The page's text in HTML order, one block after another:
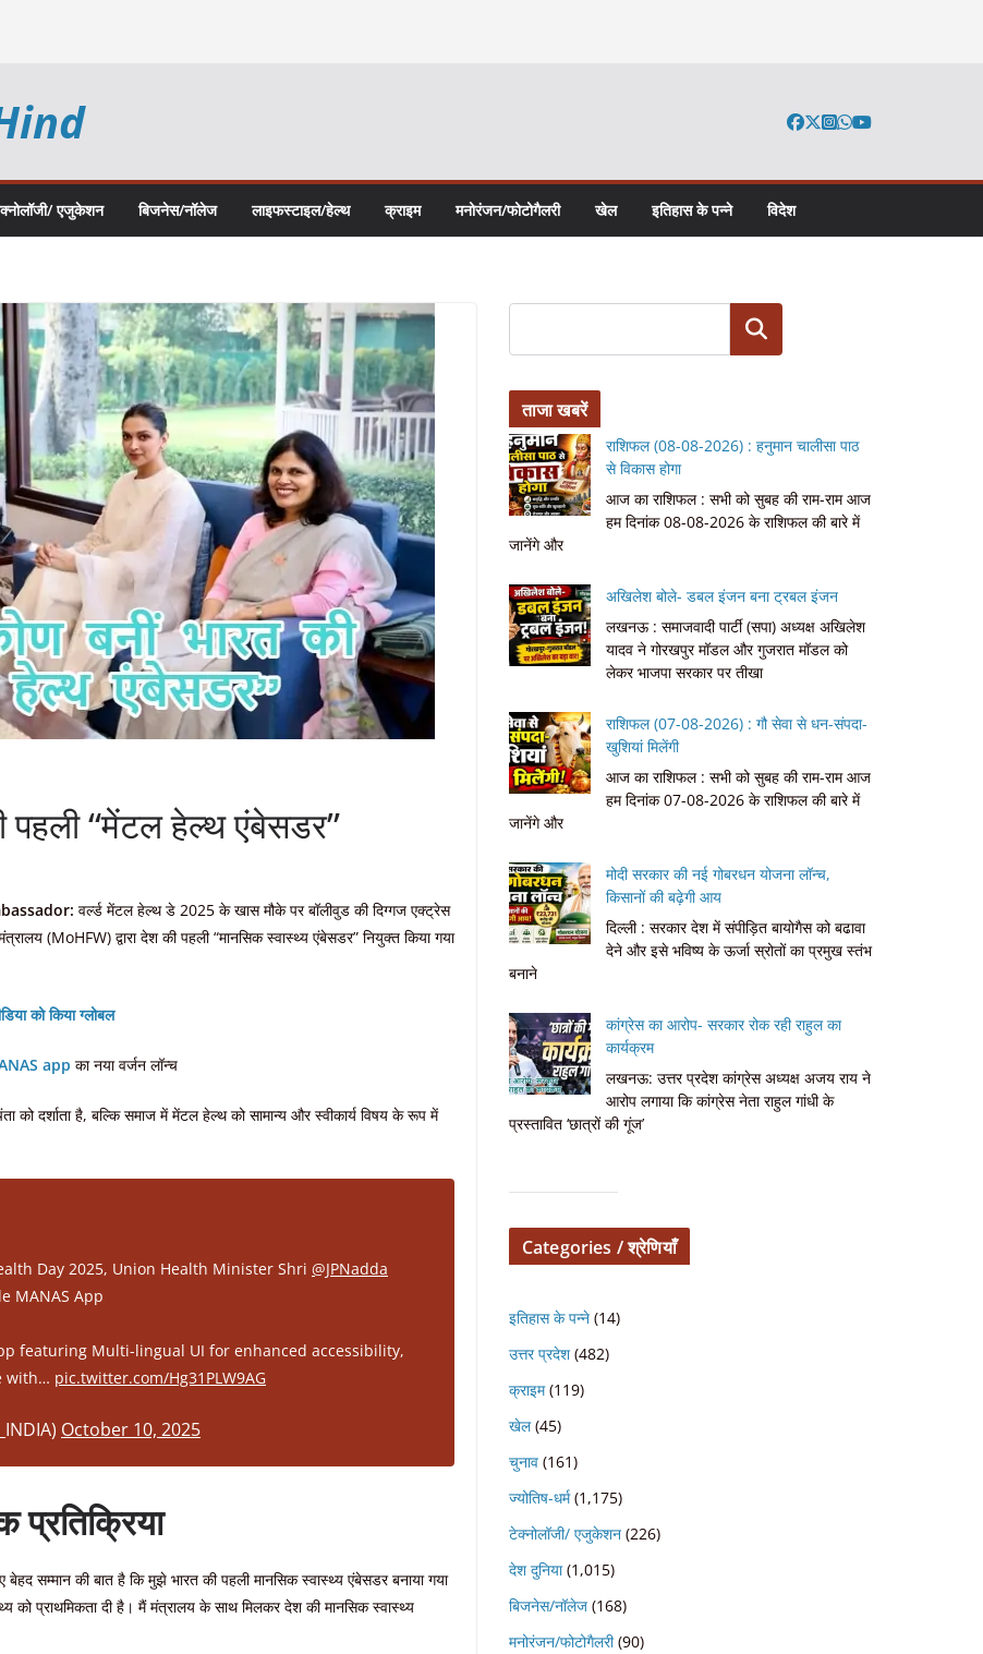
एजुकेशन बिजनेस/नॉलेज लाइफस्टाइल/हेल्थ क्राइम मनोरंजन/फोटोगैलरी खेल इतिहास के पन्ने विदेश
पहली “मेंटल हेल्थ एंबेसडर”
वर्ल्ड मेंटल हेल्थ डे 2025 के खास मौके पर बॉलीवुड की दिग्गज एक्ट्रेस
(MoHFW) द्वारा देश की पहली “मानसिक स्वास्थ्य एंबेसडर” नियुक्त किया गया
को किया ग्लोबल
app का नया वर्जन लॉन्च
को दर्शाता है, बल्कि समाज में मेंटल हेल्थ को सामान्य और स्वीकार्य विषय के रूप में
Day 2025, Union Health Minister Shri @JPNadda
MANAS App
featuring Multi-lingual UI for enhanced accessibility,
with… pic.twitter.com/Hg31PLW9AG
October 10, 2025
प्रतिक्रिया
सम्मान की बात है कि मुझे भारत की पहली मानसिक स्वास्थ्य एंबेसडर बनाया गया
को प्राथमिकता दी है। मैं मंत्रालय के साथ मिलकर देश की मानसिक स्वास्थ्य
Search
ताजा खबरें
राशिफल (08-08-2026) : हनुमान चालीसा पाठ
से विकास होगा
आज का राशिफल : सभी को सुबह की राम-राम आज
हम दिनांक 08-08-2026 के राशिफल की बारे में
जानेंगे और
अखिलेश बोले- डबल इंजन बना ट्रबल इंजन
लखनऊ : समाजवादी पार्टी (सपा) अध्यक्ष अखिलेश
यादव ने गोरखपुर मॉडल और गुजरात मॉडल को
लेकर भाजपा सरकार पर तीखा
राशिफल (07-08-2026) : गौ सेवा से धन-संपदा-
खुशियां मिलेंगी
आज का राशिफल : सभी को सुबह की राम-राम आज
हम दिनांक 07-08-2026 के राशिफल की बारे में
जानेंगे और
मोदी सरकार की नई गोबरधन योजना लॉन्च,
किसानों की बढ़ेगी आय
दिल्ली : सरकार देश में संपीड़ित बायोगैस को बढावा
देने और इसे भविष्य के ऊर्जा स्रोतों का प्रमुख स्तंभ
बनाने
कांग्रेस का आरोप- सरकार रोक रही राहुल का
कार्यक्रम
लखनऊ: उत्तर प्रदेश कांग्रेस अध्यक्ष अजय राय ने
आरोप लगाया कि कांग्रेस नेता राहुल गांधी के
प्रस्तावित ‘छात्रों की गूंज’
Categories / श्रेणियाँ
इतिहास के पन्ने (14)
उत्तर प्रदेश (482)
क्राइम(119)
खेल(45)
चुनाव (161)
ज्योतिष-धर्म(1,175)
टेक्नोलॉजी/ एजुकेशन (226)
देश दुनिया(1,015)
बिजनेस/नॉलेज (168)
मनोरंजन/फोटोगैलरी(90)